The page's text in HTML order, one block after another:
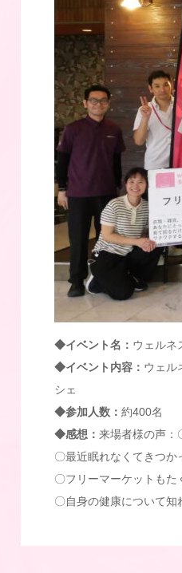
◆イベント名： ウェルネ
◆イベント内容： ウェル
シェ
◆参加人数： 約400名
◆感想： 来場者様の声：
〇最近眠れなくてきつ
〇フリーマーケットもた
〇自身の健康について知